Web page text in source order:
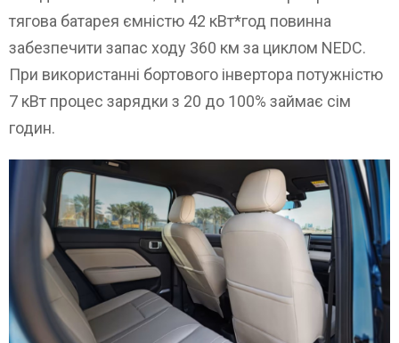
тягова батарея ємністю 42 кВт*год повинна
забезпечити запас ходу 360 км за циклом NEDC.
При використанні бортового інвертора потужністю
7 кВт процес зарядки з 20 до 100% займає сім
годин.